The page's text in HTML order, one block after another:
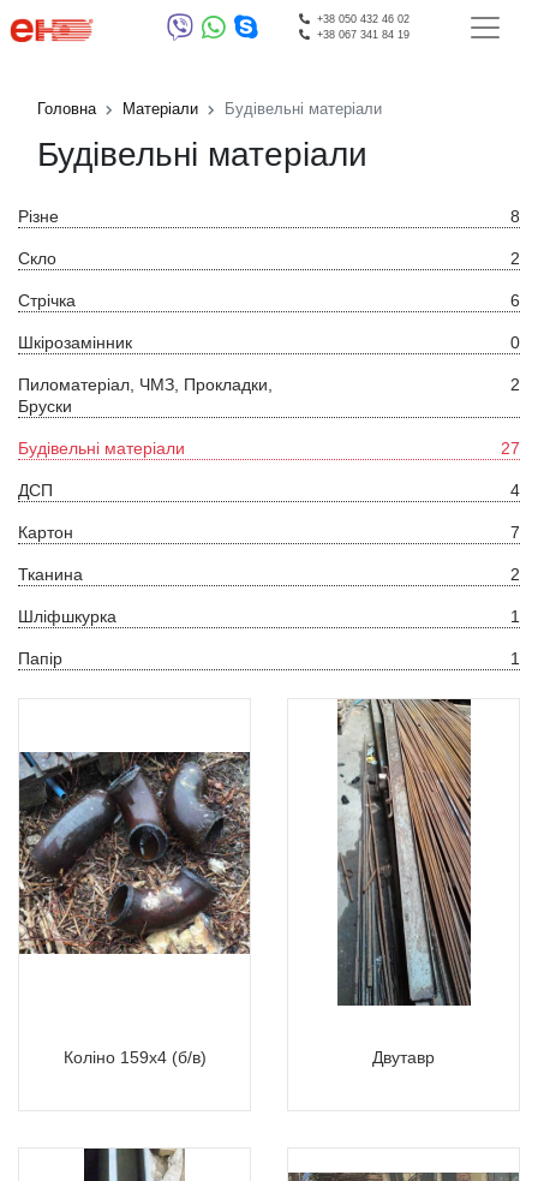
+38 050 432 46 02
+38 067 341 84 19
Головна Матеріали Будівельні матеріали
Будівельні матеріали
Різне 8
Скло 2
Стрічка 6
Шкірозамінник 0
Пиломатеріал, ЧМЗ, Прокладки,
Бруски
2
Будівельні матеріали 27
ДСП 4
Картон 7
Тканина 2
Шліфшкурка 1
Папір 1
Коліно 159х4 (б/в) Двутавр